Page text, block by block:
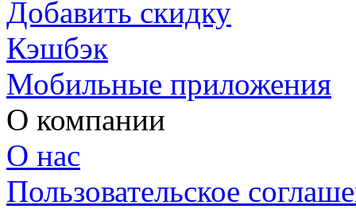
Добавить скидку
Кэшбэк
Мобильные приложения
О компании
О нас
Пользовательское